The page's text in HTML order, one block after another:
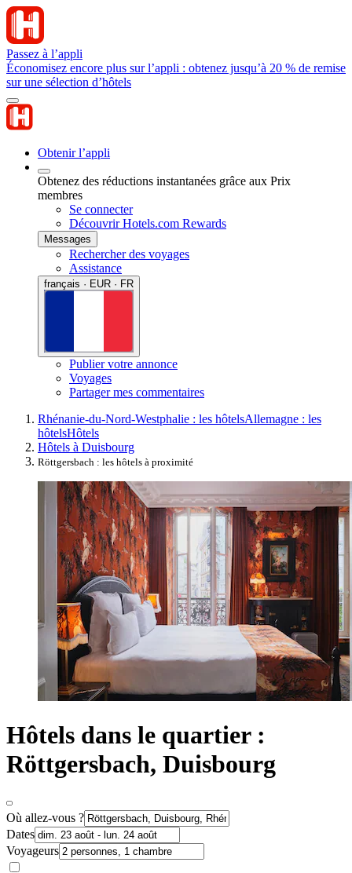
Passez à l’appli
Économisez encore plus sur l’appli : obtenez jusqu’à 20 % de remise
sur une sélection d’hôtels
Obtenir l’appli
Obtenez des réductions instantanées grâce aux Prix
membres
Se connecter
Découvrir Hotels.com Rewards
Messages
Rechercher des voyages
Assistance
français · EUR · FR
Publier votre annonce
Voyages
Partager mes commentaires
Rhénanie-du-Nord-Westphalie : les hôtelsAllemagne : les
hôtelsHôtels
Hôtels à Duisbourg
Röttgersbach : les hôtels à proximité
Hôtels dans le quartier :
Röttgersbach, Duisbourg
Où allez-vous ?
Dates
Voyageurs